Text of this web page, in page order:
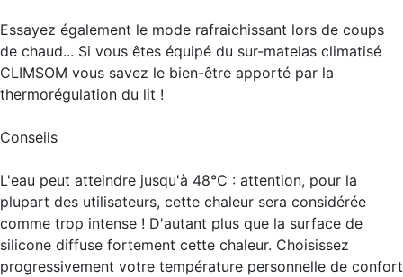
Essayez également le mode rafraichissant lors de coups
de chaud... Si vous êtes équipé du sur-matelas climatisé
CLIMSOM vous savez le bien-être apporté par la
thermorégulation du lit !
Conseils
L'eau peut atteindre jusqu'à 48°C : attention, pour la
plupart des utilisateurs, cette chaleur sera considérée
comme trop intense ! D'autant plus que la surface de
silicone diffuse fortement cette chaleur. Choisissez
progressivement votre température personnelle de confort